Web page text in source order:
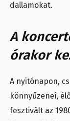
dallamokat.
A
órakor
A nyitónapon,
könnyűzenei,
fesztivált az